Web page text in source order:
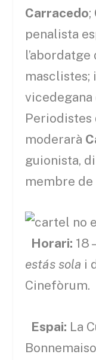
Carracedo;
penalista
masclistes; i
vicedegana
Periodistes
moderarà
guionista,
membre de
Horari: 18
estás sola i
Cinefòrum.
Espai: La